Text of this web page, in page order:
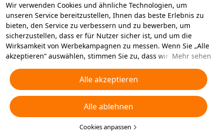
Wir verwenden Cookies und ähnliche Technologien, um
unseren Service bereitzustellen, Ihnen das beste Erlebnis zu
bieten, den Service zu verbessern und zu bewerben, um
sicherzustellen, dass er für Nutzer sicher ist, und um die
Wirksamkeit von Werbekampagnen zu messen. Wenn Sie „Alle
akzeptieren“ auswählen, stimmen Sie zu, dass wir und die
ähnliche Technologien für Werbezwecke auf Ihrem Gerät
speichern. Alternativ können Sie auch über „Alle ablehnen“
nicht notwendige Cookies ablehnen oder auswählen, welche
Arten von Cookies Sie akzeptieren oder deaktivieren möchten,
indem Sie unten oder jederzeit in Ihren
Datenschutzeinstellungen auf „Cookies anpassen“ klicken.
Mehr sehen
Alle akzeptieren
Alle ablehnen
Cookies anpassen